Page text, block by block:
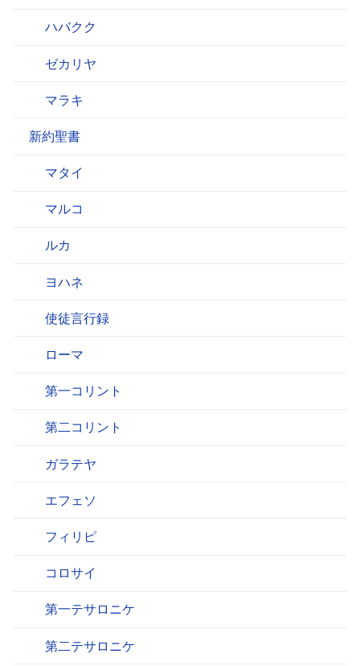
ハバクク
ゼカリヤ
マラキ
新約聖書
マタイ
マルコ
ルカ
ヨハネ
使徒言行録
ローマ
第一コリント
第二コリント
ガラテヤ
エフェソ
フィリピ
コロサイ
第一テサロニケ
第二テサロニケ